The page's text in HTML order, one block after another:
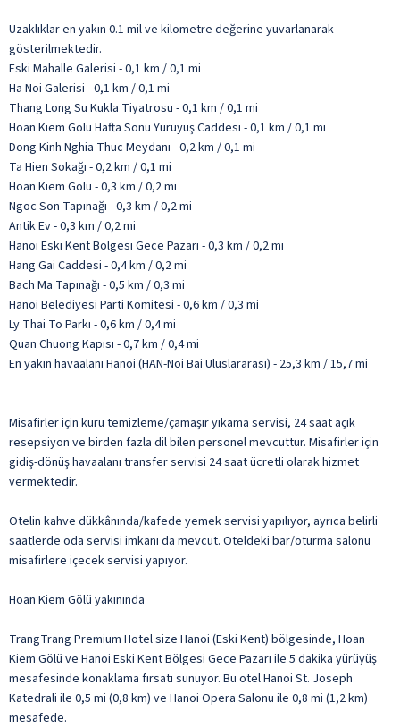
Uzaklıklar en yakın 0.1 mil ve kilometre değerine yuvarlanarak
gösterilmektedir.
Eski Mahalle Galerisi - 0,1 km / 0,1 mi
Ha Noi Galerisi - 0,1 km / 0,1 mi
Thang Long Su Kukla Tiyatrosu - 0,1 km / 0,1 mi
Hoan Kiem Gölü Hafta Sonu Yürüyüş Caddesi - 0,1 km / 0,1 mi
Dong Kinh Nghia Thuc Meydanı - 0,2 km / 0,1 mi
Ta Hien Sokağı - 0,2 km / 0,1 mi
Hoan Kiem Gölü - 0,3 km / 0,2 mi
Ngoc Son Tapınağı - 0,3 km / 0,2 mi
Antik Ev - 0,3 km / 0,2 mi
Hanoi Eski Kent Bölgesi Gece Pazarı - 0,3 km / 0,2 mi
Hang Gai Caddesi - 0,4 km / 0,2 mi
Bach Ma Tapınağı - 0,5 km / 0,3 mi
Hanoi Belediyesi Parti Komitesi - 0,6 km / 0,3 mi
Ly Thai To Parkı - 0,6 km / 0,4 mi
Quan Chuong Kapısı - 0,7 km / 0,4 mi
En yakın havaalanı Hanoi (HAN-Noi Bai Uluslararası) - 25,3 km / 15,7 mi
Misafirler için kuru temizleme/çamaşır yıkama servisi, 24 saat açık
resepsiyon ve birden fazla dil bilen personel mevcuttur. Misafirler için
gidiş-dönüş havaalanı transfer servisi 24 saat ücretli olarak hizmet
vermektedir.
Otelin kahve dükkânında/kafede yemek servisi yapılıyor, ayrıca belirli
saatlerde oda servisi imkanı da mevcut. Oteldeki bar/oturma salonu
misafirlere içecek servisi yapıyor.
Hoan Kiem Gölü yakınında
TrangTrang Premium Hotel size Hanoi (Eski Kent) bölgesinde, Hoan
Kiem Gölü ve Hanoi Eski Kent Bölgesi Gece Pazarı ile 5 dakika yürüyüş
mesafesinde konaklama fırsatı sunuyor. Bu otel Hanoi St. Joseph
Katedrali ile 0,5 mi (0,8 km) ve Hanoi Opera Salonu ile 0,8 mi (1,2 km)
mesafede.